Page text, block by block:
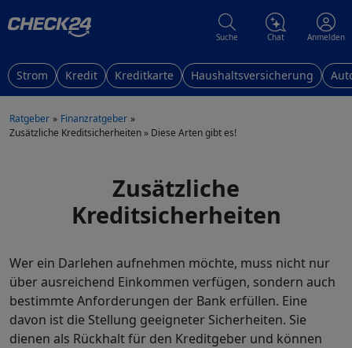
Suche Chat Anmelden
Strom Kredit Kreditkarte Haushaltsversicherung
Ratgeber
Finanzratgeber
Zusätzliche Kreditsicherheiten » Diese Arten gibt es!
Zusätzliche
Kreditsicherheiten
Wer ein Darlehen aufnehmen möchte, muss nicht nur
über ausreichend Einkommen verfügen, sondern auch
bestimmte Anforderungen der Bank erfüllen. Eine
davon ist die Stellung geeigneter Sicherheiten. Sie
dienen als Rückhalt für den Kreditgeber und können